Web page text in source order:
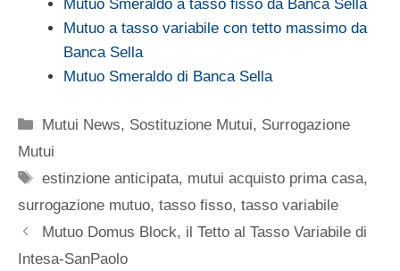
Mutuo Smeraldo a tasso fisso da Banca Sella
Mutuo a tasso variabile con tetto massimo da
Banca Sella
Mutuo Smeraldo di Banca Sella
Categorie
Mutui News, Sostituzione Mutui, Surrogazione
Mutui
Tag
estinzione anticipata, mutui acquisto prima casa,
surrogazione mutuo, tasso fisso, tasso variabile
Mutuo Domus Block, il Tetto al Tasso Variabile di
Intesa-SanPaolo